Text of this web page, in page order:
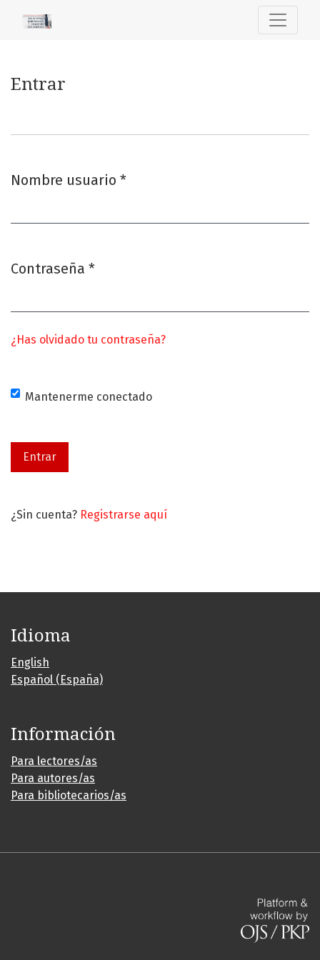
Entrar
Entrar
Nombre usuario *
Contraseña *
¿Has olvidado tu contraseña?
Mantenerme conectado
Entrar
¿Sin cuenta? Registrarse aquí
Idioma
English
Español (España)
Información
Para lectores/as
Para autores/as
Para bibliotecarios/as